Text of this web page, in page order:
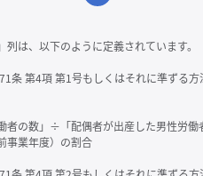
は、以下のように定義されています。
条 第4項 第1号もしくはそれに準ずる
者の数」÷「配偶者が出産した男性労
事業年度）の割合